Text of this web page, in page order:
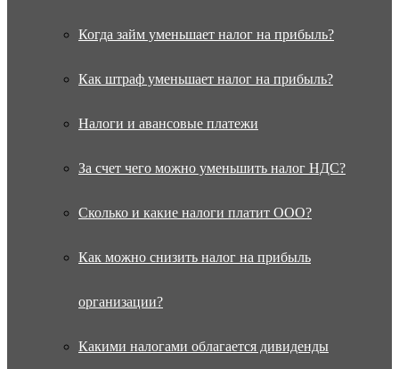
Когда займ уменьшает налог на прибыль?
Как штраф уменьшает налог на прибыль?
Налоги и авансовые платежи
За счет чего можно уменьшить налог НДС?
Сколько и какие налоги платит ООО?
Как можно снизить налог на прибыль
организации?
Какими налогами облагается дивиденды